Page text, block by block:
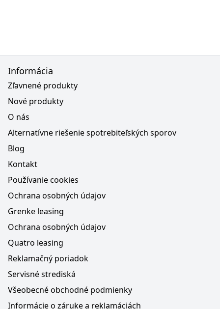
Informácia
Zľavnené produkty
Nové produkty
O nás
Alternatívne riešenie spotrebiteľských sporov
Blog
Kontakt
Používanie cookies
Ochrana osobných údajov
Grenke leasing
Ochrana osobných údajov
Quatro leasing
Reklamačný poriadok
Servisné strediská
Všeobecné obchodné podmienky
Informácie o záruke a reklamáciách